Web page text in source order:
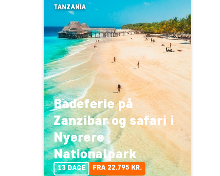
TANZANIA
Badeferie på
Zanzibar og safari i
Nyerere
Nationalpark
13 DAGE FRA 22.795 KR.